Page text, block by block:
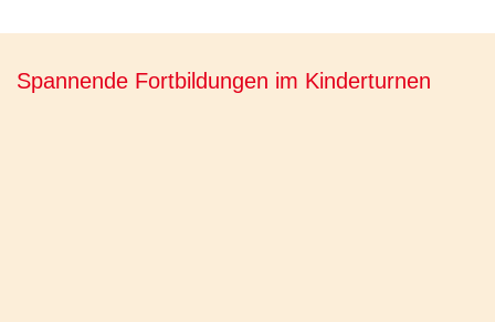
Spannende Fortbildungen im Kinderturnen